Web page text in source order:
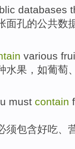
databases
面孔的公共数
various
水果 ， 如葡萄
must contain
须包含好吃、